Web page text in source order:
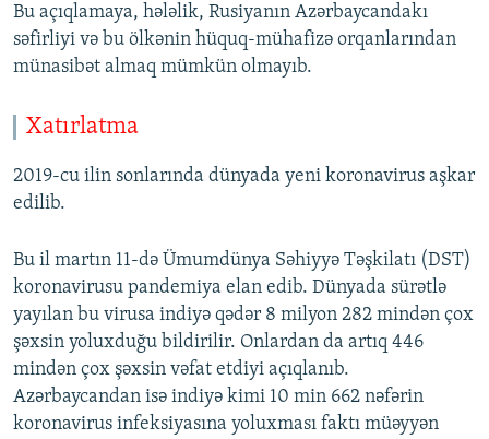
Bu açıqlamaya, hələlik, Rusiyanın Azərbaycandakı
səfirliyi və bu ölkənin hüquq-mühafizə orqanlarından
münasibət almaq mümkün olmayıb.
Xatırlatma
2019-cu ilin sonlarında dünyada yeni koronavirus aşkar
edilib.
Bu il martın 11-də Ümumdünya Səhiyyə Təşkilatı (DST)
koronavirusu pandemiya elan edib. Dünyada sürətlə
yayılan bu virusa indiyə qədər 8 milyon 282 mindən çox
şəxsin yoluxduğu bildirilir. Onlardan da artıq 446
mindən çox şəxsin vəfat etdiyi açıqlanıb.
Azərbaycandan isə indiyə kimi 10 min 662 nəfərin
koronavirus infeksiyasına yoluxması faktı müəyyən